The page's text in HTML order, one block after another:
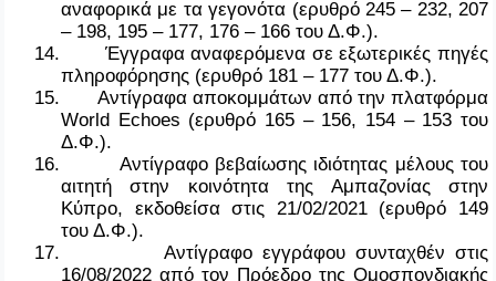
αναφορικά με τα γεγονότα (ερυθρό 245 – 232, 207
– 198, 195 – 177, 176 – 166 του Δ.Φ.).
14.
Έγγραφα αναφερόμενα σε εξωτερικές πηγές
πληροφόρησης (ερυθρό 181 – 177 του Δ.Φ.).
15.
Αντίγραφα αποκομμάτων από την πλατφόρμα
World Echoes (ερυθρό 165 – 156, 154 – 153 του
Δ.Φ.).
16.
Αντίγραφο βεβαίωσης ιδιότητας μέλους του
αιτητή στην κοινότητα της Αμπαζονίας στην
Κύπρο, εκδοθείσα στις 21/02/2021 (ερυθρό 149
του Δ.Φ.).
17.
Αντίγραφο εγγράφου συνταχθέν στις
16/08/2022 από τον Πρόεδρο της Ομοσπονδιακής